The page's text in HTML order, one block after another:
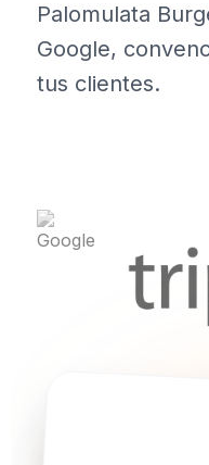
Palomulata
Google,
tus clientes.